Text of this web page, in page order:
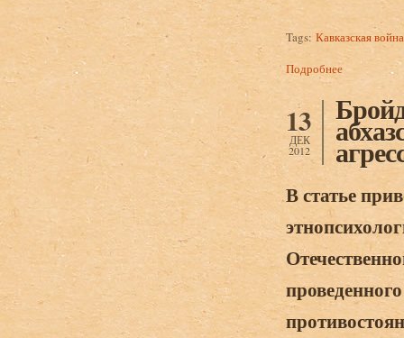
Tags: Кавказская война
Подробнее о Бройдо
13
ДЕК
2012
В статье